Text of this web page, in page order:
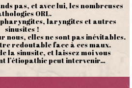
pas, et avec lui, les nombreuses
ORL.
laryngites et autres
sinusites !
nous, elles ne sont pas inévitables.
redoutable face à ces maux.
la sinusite, et laissez moi vous
l’étiopathie peut intervenir…